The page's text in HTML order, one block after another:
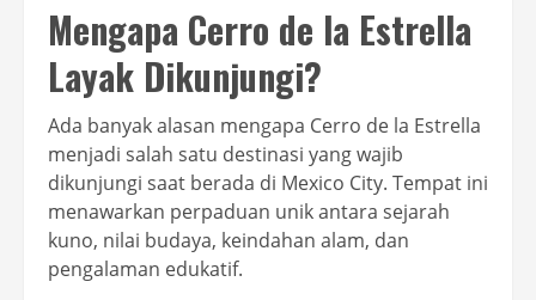
Mengapa Cerro de la Estrella
Layak Dikunjungi?
Ada banyak alasan mengapa Cerro de la Estrella
menjadi salah satu destinasi yang wajib
dikunjungi saat berada di Mexico City. Tempat ini
menawarkan perpaduan unik antara sejarah
kuno, nilai budaya, keindahan alam, dan
pengalaman edukatif.